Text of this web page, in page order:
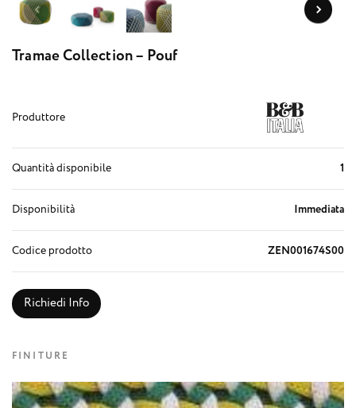
Tramae Collection – Pouf
Produttore
Quantità disponibile 1
Disponibilità Immediata
Codice prodotto ZEN001674S00
Richiedi Info
FINITURE